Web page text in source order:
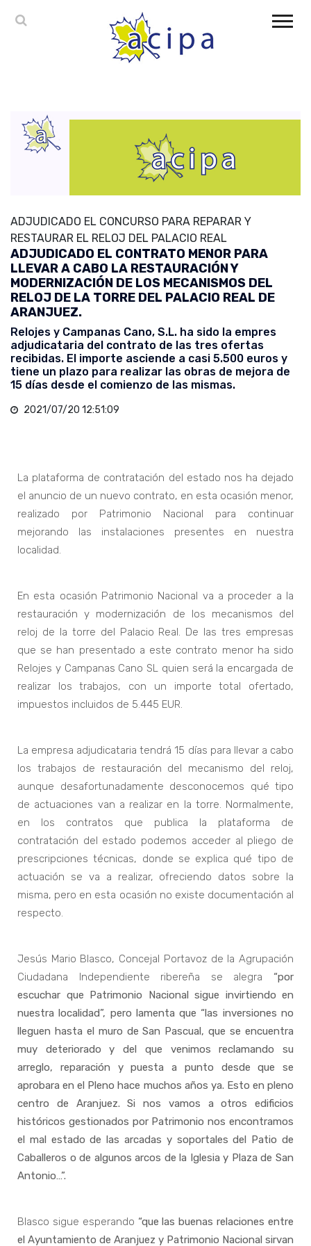
ADJUDICADO EL CONCURSO PARA REPARAR Y
RESTAURAR EL RELOJ DEL PALACIO REAL
ADJUDICADO EL CONTRATO MENOR PARA
LLEVAR A CABO LA RESTAURACIÓN Y
MODERNIZACIÓN DE LOS MECANISMOS DEL
RELOJ DE LA TORRE DEL PALACIO REAL DE
ARANJUEZ.
Relojes y Campanas Cano, S.L. ha sido la empres
adjudicataria del contrato de las tres ofertas
recibidas. El importe asciende a casi 5.500 euros y
tiene un plazo para realizar las obras de mejora de
15 días desde el comienzo de las mismas.
2021/07/20 12:51:09
La plataforma de contratación del estado nos ha dejado
el anuncio de un nuevo contrato, en esta ocasión menor,
realizado por Patrimonio Nacional para continuar
mejorando las instalaciones presentes en nuestra
localidad.
En esta ocasión Patrimonio Nacional va a proceder a la
restauración y modernización de los mecanismos del
reloj de la torre del Palacio Real. De las tres empresas
que se han presentado a este contrato menor ha sido
Relojes y Campanas Cano SL quien será la encargada de
realizar los trabajos, con un importe total ofertado,
impuestos incluidos de 5.445 EUR.
La empresa adjudicataria tendrá 15 días para llevar a cabo
los trabajos de restauración del mecanismo del reloj,
aunque desafortunadamente desconocemos qué tipo
de actuaciones van a realizar en la torre. Normalmente,
en los contratos que publica la plataforma de
contratación del estado podemos acceder al pliego de
prescripciones técnicas, donde se explica qué tipo de
actuación se va a realizar, ofreciendo datos sobre la
misma, pero en esta ocasión no existe documentación al
respecto.
Jesús Mario Blasco, Concejal Portavoz de la Agrupación
Ciudadana Independiente ribereña se alegra “por
escuchar que Patrimonio Nacional sigue invirtiendo en
nuestra localidad”, pero lamenta que “las inversiones no
lleguen hasta el muro de San Pascual, que se encuentra
muy deteriorado y del que venimos reclamando su
arreglo, reparación y puesta a punto desde que se
aprobara en el Pleno hace muchos años ya. Esto en pleno
centro de Aranjuez. Si nos vamos a otros edificios
históricos gestionados por Patrimonio nos encontramos
el mal estado de las arcadas y soportales del Patio de
Caballeros o de algunos arcos de la Iglesia y Plaza de San
Antonio…”.
Blasco sigue esperando “que las buenas relaciones entre
el Ayuntamiento de Aranjuez y Patrimonio Nacional sirvan